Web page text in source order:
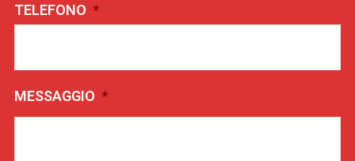
TELEFONO *
MESSAGGIO *